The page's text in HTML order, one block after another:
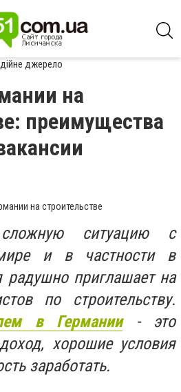
джерело
на
преимущества
на строительстве
ситуацию с
и в частности в
радушно приглашает на
по строительству.
в Германии- это
хорошие условия
заработать.